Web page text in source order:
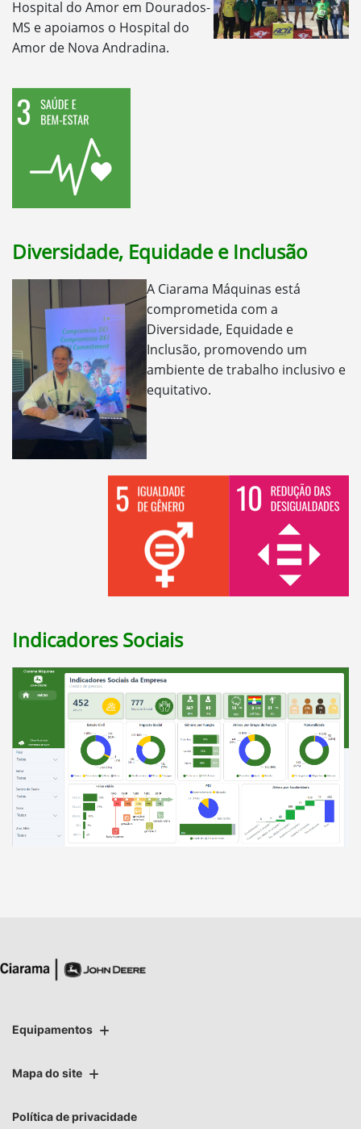
Hospital do Amor em Dourados-
MS e apoiamos o Hospital do
Amor de Nova Andradina.
Diversidade, Equidade e Inclusão
A Ciarama Máquinas está
comprometida com a
Diversidade, Equidade e
Inclusão, promovendo um
ambiente de trabalho inclusivo e
equitativo.
Indicadores Sociais
Equipamentos
Mapa do site
Política de privacidade